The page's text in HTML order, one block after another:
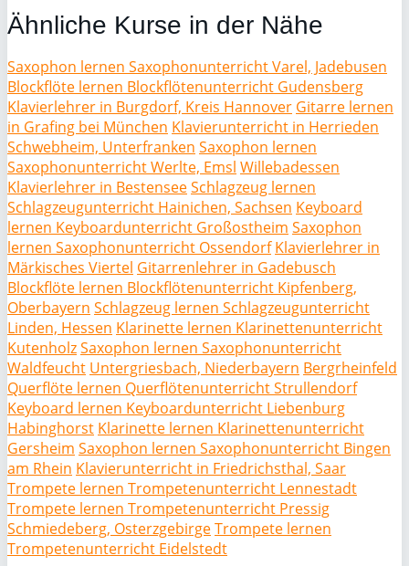
Ähnliche Kurse in der Nähe
Saxophon lernen Saxophonunterricht Varel, Jadebusen
Blockflöte lernen Blockflötenunterricht Gudensberg
Klavierlehrer in Burgdorf, Kreis Hannover Gitarre lernen
in Grafing bei München Klavierunterricht in Herrieden
Schwebheim, Unterfranken Saxophon lernen
Saxophonunterricht Werlte, Emsl Willebadessen
Klavierlehrer in BestenseeSchlagzeug lernen
Schlagzeugunterricht Hainichen, Sachsen Keyboard
lernen Keyboardunterricht Großostheim Saxophon
lernen Saxophonunterricht Ossendorf Klavierlehrer in
Märkisches Viertel Gitarrenlehrer in Gadebusch
Blockflöte lernen Blockflötenunterricht Kipfenberg,
Oberbayern Schlagzeug lernen Schlagzeugunterricht
Linden, Hessen Klarinette lernen Klarinettenunterricht
KutenholzSaxophon lernen Saxophonunterricht
Waldfeucht Untergriesbach, Niederbayern Bergrheinfeld
Querflöte lernen Querflötenunterricht Strullendorf
Keyboard lernen Keyboardunterricht Liebenburg
Habinghorst Klarinette lernen Klarinettenunterricht
Gersheim Saxophon lernen Saxophonunterricht Bingen
am Rhein Klavierunterricht in Friedrichsthal, Saar
Trompete lernen Trompetenunterricht Lennestadt
Trompete lernen Trompetenunterricht Pressig
Schmiedeberg, OsterzgebirgeTrompete lernen
Trompetenunterricht Eidelstedt